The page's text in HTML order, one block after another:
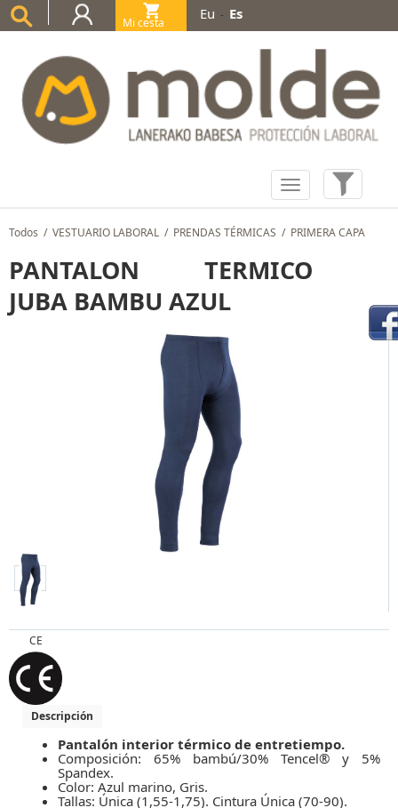
Mi cesta
(0)
Eu - Es
Todos / VESTUARIO LABORAL / PRENDAS TÉRMICAS / PRIMERA CAPA
PANTALON TERMICO
JUBA BAMBU AZUL
CE
Descripción
Pantalón interior térmico de entretiempo.
Composición: 65% bambú/30% Tencel® y 5%
Spandex.
Color: Azul marino, Gris.
Tallas: Única (1,55-1,75). Cintura Única (70-90).